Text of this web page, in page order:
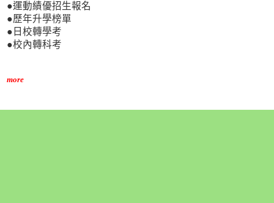
●運動績優招生報名
●歷年升學榜單
●日校轉學考
●校內轉科考
more